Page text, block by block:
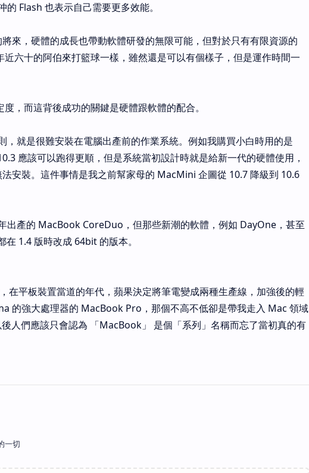
Flash 也表示自己需要更多效能。
來，硬體的成長也帶動軟體研發的無限可能，但對於只有有限資源的
六十的阿伯來打籃球一樣，雖然還是可以有個樣子，但是運作時間一
，而這背後成功的關鍵是硬體跟軟體的配合。
，就是很難安裝在電腦出產前的作業系統。例如我購買小白時用的是
應該可以跑得更順，但是系統當初設計時就是給新一代的硬體使用，
安裝。這件事情是我之前幫家母的 MacMini 企圖從 10.7 降級到 10.6
出產的 MacBook CoreDuo，但那些新潮的軟體，例如 DayOne，甚至
1.4 版時改成 64bit 的版本。
在平板裝置當道的年代，蘋果決定將筆電變成兩種生產線，加強後的輕
的強大處理器的 MacBook Pro，那個不高不低卻是帶我走入 Mac 領域
人們應該只會認為 「MacBook」 是個「系列」名稱而忘了當初真的有
一切